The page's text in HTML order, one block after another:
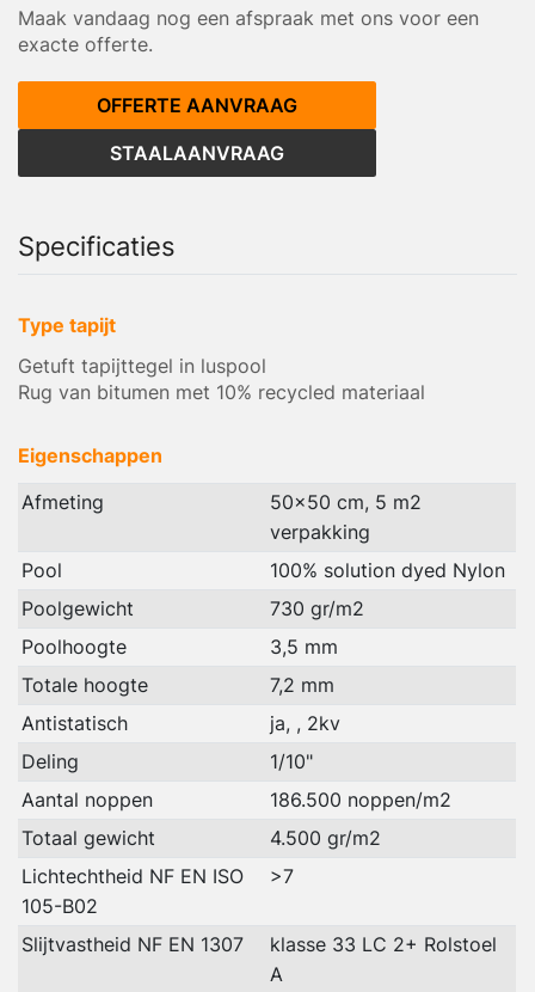
Maak vandaag nog een afspraak met ons voor een
exacte offerte.
OFFERTE AANVRAAG
STAALAANVRAAG
Specificaties
Type tapijt
Getuft tapijttegel in luspool
Rug van bitumen met 10% recycled materiaal
Eigenschappen
Afmeting
50x50 cm, 5 m2
verpakking
Pool
100% solution dyed Nylon
Poolgewicht
730 gr/m2
Poolhoogte
3,5 mm
Totale hoogte
7,2 mm
Antistatisch
ja, , 2kv
Deling
1/10"
Aantal noppen
186.500 noppen/m2
Totaal gewicht
4.500 gr/m2
Lichtechtheid NF EN ISO
105-B02
>7
Slijtvastheid NF EN 1307
klasse 33 LC 2+ Rolstoel
A